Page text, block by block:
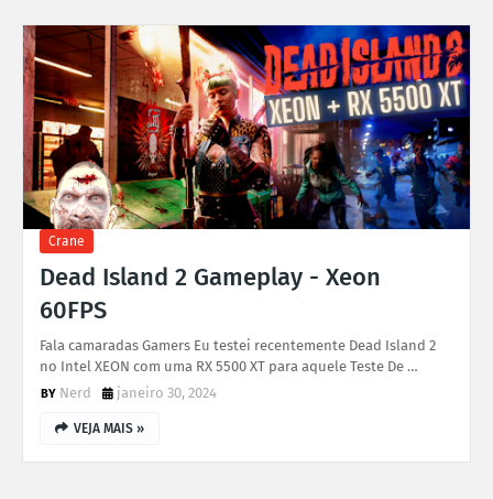
Crane
Dead Island 2 Gameplay - Xeon
60FPS
Fala camaradas Gamers Eu testei recentemente Dead Island 2
no Intel XEON com uma RX 5500 XT para aquele Teste De …
Nerd
janeiro 30, 2024
VEJA MAIS »